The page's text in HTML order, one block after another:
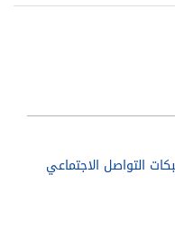
التواصل الاجتماعي